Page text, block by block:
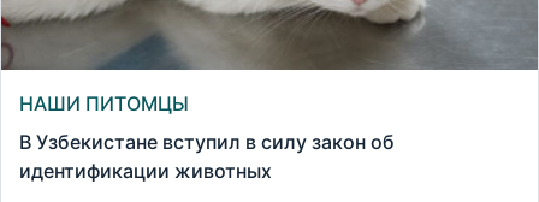
НАШИ ПИТОМЦЫ
В Узбекистане вступил в силу закон об
идентификации животных